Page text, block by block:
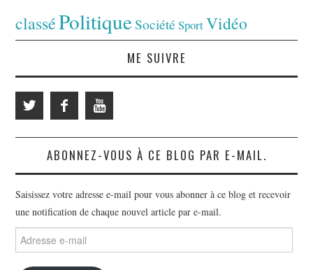
classéPolitiqueSociété SportVidéo
ME SUIVRE
ABONNEZ-VOUS À CE BLOG PAR E-MAIL.
Saisissez votre adresse e-mail pour vous abonner à ce blog et recevoir
une notification de chaque nouvel article par e-mail.
e-